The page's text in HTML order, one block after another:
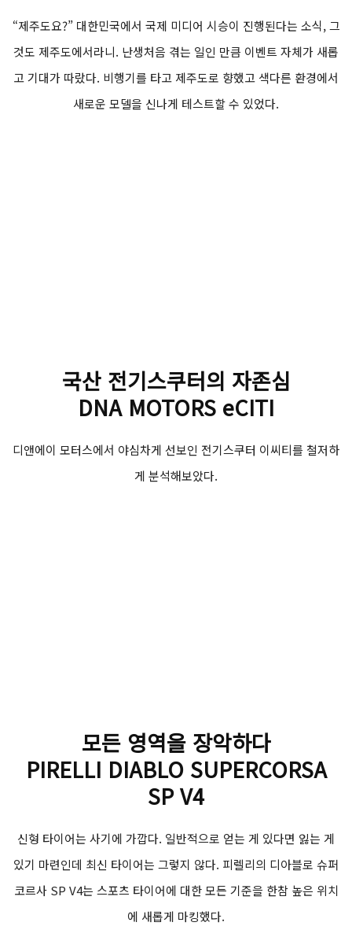
“제주도요?” 대한민국에서 국제 미디어 시승이 진행된다는 소식, 그
것도 제주도에서라니. 난생처음 겪는 일인 만큼 이벤트 자체가 새롭
고 기대가 따랐다. 비행기를 타고 제주도로 향했고 색다른 환경에서
새로운 모델을 신나게 테스트할 수 있었다.
국산 전기스쿠터의 자존심
DNA MOTORS eCITI
디앤에이 모터스에서 야심차게 선보인 전기스쿠터 이씨티를 철저하
게 분석해보았다.
모든 영역을 장악하다
PIRELLI DIABLO SUPERCORSA
SP V4
신형 타이어는 사기에 가깝다. 일반적으로 얻는 게 있다면 잃는 게
있기 마련인데 최신 타이어는 그렇지 않다. 피렐리의 디아블로 슈퍼
코르사 SP V4는 스포츠 타이어에 대한 모든 기준을 한참 높은 위치
에 새롭게 마킹했다.